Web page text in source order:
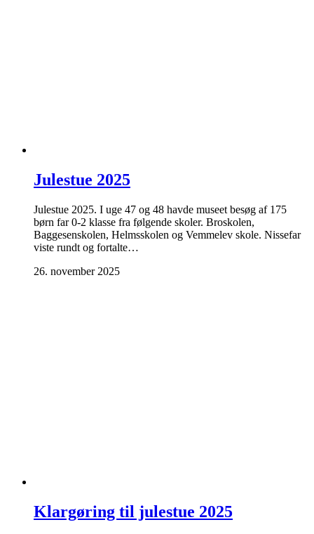
Julestue 2025
Julestue 2025. I uge 47 og 48 havde museet besøg af 175
børn far 0-2 klasse fra følgende skoler. Broskolen,
Baggesenskolen, Helmsskolen og Vemmelev skole. Nissefar
viste rundt og fortalte…
26. november 2025
Klargøring til julestue 2025